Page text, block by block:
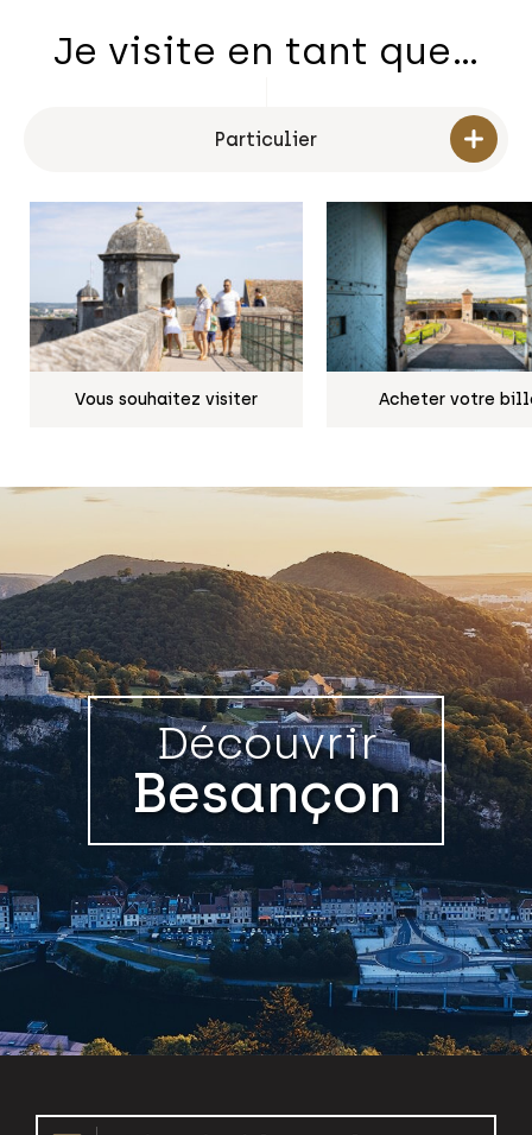
Je visite en tant que…
Vous souhaitez visiter Acheter votre
Découvrir
Besançon